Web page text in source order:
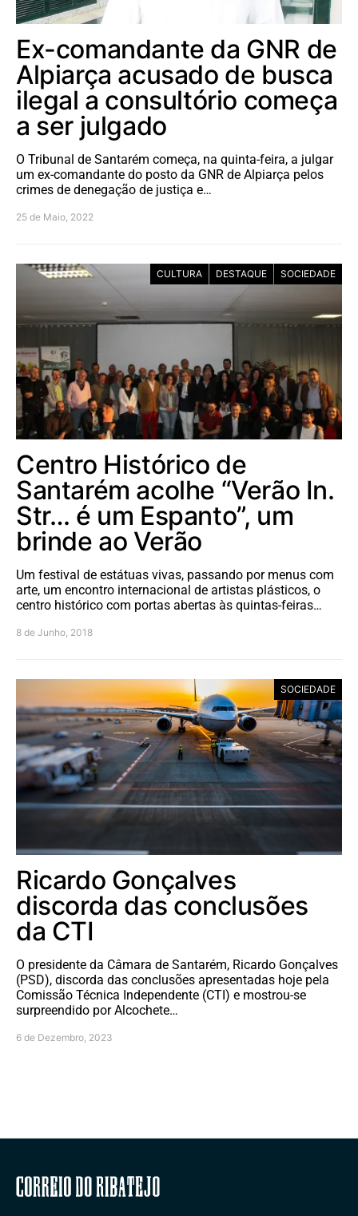
Ex-comandante da GNR de
Alpiarça acusado de busca
ilegal a consultório começa
a ser julgado
O Tribunal de Santarém começa, na quinta-feira, a julgar
um ex-comandante do posto da GNR de Alpiarça pelos
crimes de denegação de justiça e…
25 de Maio, 2022
CULTURA DESTAQUE SOCIEDADE
Centro Histórico de
Santarém acolhe “Verão In.
Str… é um Espanto”, um
brinde ao Verão
Um festival de estátuas vivas, passando por menus com
arte, um encontro internacional de artistas plásticos, o
centro histórico com portas abertas às quintas-feiras…
8 de Junho, 2018
SOCIEDADE
Ricardo Gonçalves
discorda das conclusões
da CTI
O presidente da Câmara de Santarém, Ricardo Gonçalves
(PSD), discorda das conclusões apresentadas hoje pela
Comissão Técnica Independente (CTI) e mostrou-se
surpreendido por Alcochete…
6 de Dezembro, 2023
Correio do Ribatejo